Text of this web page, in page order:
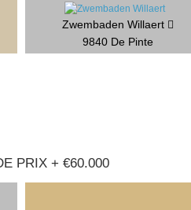
Zwembaden Willaert
9840 De Pinte
PRIX + €60.000